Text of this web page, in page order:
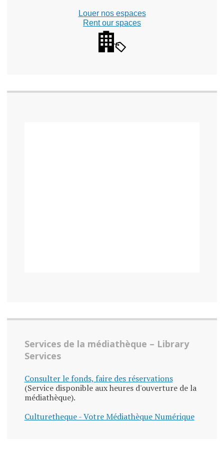
Louer nos espaces
Rent our spaces
Services de la médiathèque – Library
Services
Consulter le fonds, faire des réservations
(Service disponible aux heures d'ouverture de la
médiathèque).
Culturetheque - Votre Médiathèque Numérique